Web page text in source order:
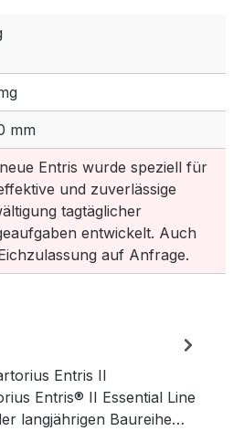
mm
Entris wurde speziell für
und zuverlässige
tagtäglicher
entwickelt. Auch
auf Anfrage.
Entris II
Entris® II Essential Line
langjährigen Baureihe…